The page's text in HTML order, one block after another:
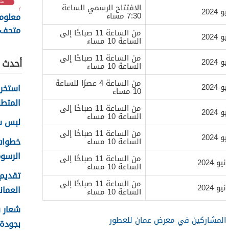
الافتتاح الرسمي الساعة
7:30 مساء
من الساعة 11 صباحًا إلى
الساعة 10 مساء
من الساعة 11 صباحًا إلى
الساعة 10 مساء
من الساعة 4 عصرًا للساعة
10 مساء
من الساعة 11 صباحًا إلى
الساعة 10 مساء
من الساعة 11 صباحًا إلى
الساعة 10 مساء
من الساعة 11 صباحًا إلى
الساعة 10 مساء
من الساعة 11 صباحًا إلى
الساعة 10 مساء
المشاركين في معرض عمان للعطور
أحدث
لبس
بجودة